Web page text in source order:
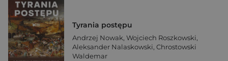
Tyrania postępu
Andrzej Nowak, Wojciech Roszkowski,
Aleksander Nalaskowski, Chrostowski
Waldemar